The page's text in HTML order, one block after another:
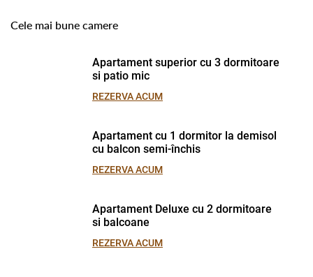
Cele mai bune camere
Apartament superior cu 3 dormitoare
si patio mic
REZERVA ACUM
Apartament cu 1 dormitor la demisol
cu balcon semi-închis
REZERVA ACUM
Apartament Deluxe cu 2 dormitoare
si balcoane
REZERVA ACUM